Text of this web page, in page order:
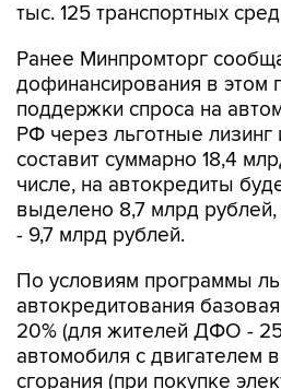
тыс. 125 транспортных
Ранее Минпромторг
дофинансирования в этом
поддержки спроса на
РФ через льготные лизинг
составит суммарно 18,4
числе, на автокредиты
выделено 8,7 млрд рублей,
- 9,7 млрд рублей.
По условиям программы
автокредитования
20% (для жителей ДФО -
автомобиля с двигателем
сгорания (при покупке